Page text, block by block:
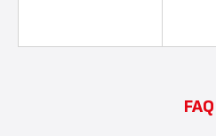
FAQ